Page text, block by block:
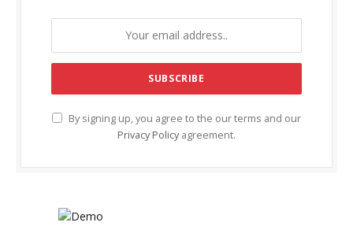
By signing up, you agree to the our terms and our
Privacy Policy agreement.